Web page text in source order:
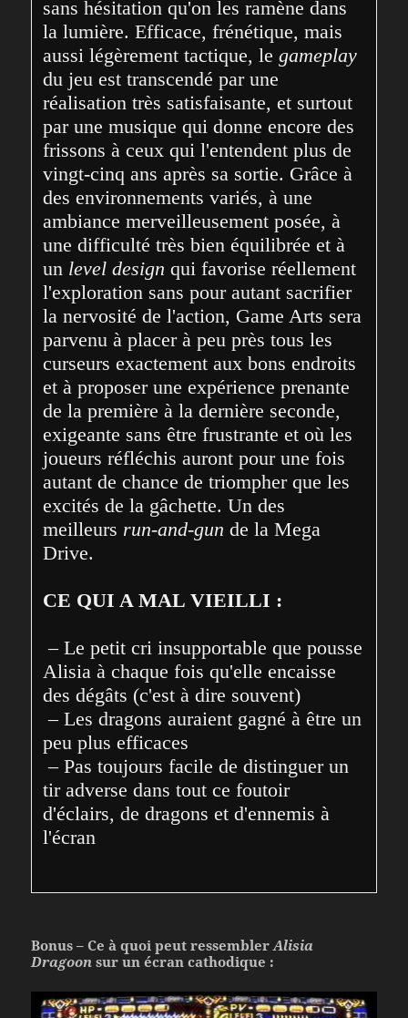
sans hésitation qu'on les ramène dans
la lumière. Efficace, frénétique, mais
aussi légèrement tactique, le gameplay
du jeu est transcendé par une
réalisation très satisfaisante, et surtout
par une musique qui donne encore des
frissons à ceux qui l'entendent plus de
vingt-cinq ans après sa sortie. Grâce à
des environnements variés, à une
ambiance merveilleusement posée, à
une difficulté très bien équilibrée et à
un level design qui favorise réellement
l'exploration sans pour autant sacrifier
la nervosité de l'action, Game Arts sera
parvenu à placer à peu près tous les
curseurs exactement aux bons endroits
et à proposer une expérience prenante
de la première à la dernière seconde,
exigeante sans être frustrante et où les
joueurs réfléchis auront pour une fois
autant de chance de triompher que les
excités de la gâchette. Un des
meilleurs run-and-gun de la Mega
Drive.
CE QUI A MAL VIEILLI :
– Le petit cri insupportable que pousse
Alisia à chaque fois qu'elle encaisse
des dégâts (c'est à dire souvent)
– Les dragons auraient gagné à être un
peu plus efficaces
– Pas toujours facile de distinguer un
tir adverse dans tout ce foutoir
d'éclairs, de dragons et d'ennemis à
l'écran
Bonus – Ce à quoi peut ressemblerAlisia
Dragoon sur un écran cathodique :